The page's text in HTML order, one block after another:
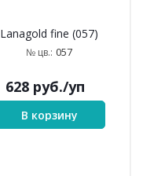
Lanagold fine (057)
№ цв.: 057
628 руб./уп
В корзину